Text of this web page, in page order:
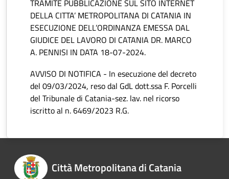
TRAMITE PUBBLICAZIONE SUL SITO INTERNET
DELLA CITTA’ METROPOLITANA DI CATANIA IN
ESECUZIONE DELL’ORDINANZA EMESSA DAL
GIUDICE DEL LAVORO DI CATANIA DR. MARCO
A. PENNISI IN DATA 18-07-2024.
AVVISO DI NOTIFICA - In esecuzione del decreto
del 09/03/2024, reso dal GdL dott.ssa F. Porcelli
del Tribunale di Catania-sez. lav. nel ricorso
iscritto al n. 6469/2023 R.G.
Città Metropolitana di Catania